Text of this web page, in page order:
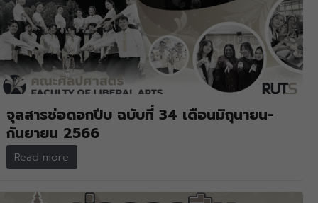
จุลสารช่อดอกปีบ ฉบับที่ 34 เดือนมิถุนายน-
กันยายน 2566
Read more